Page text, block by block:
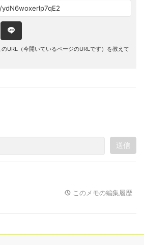
URL（今開いているページのURLです）を教えて
送信
このメモの編集履歴